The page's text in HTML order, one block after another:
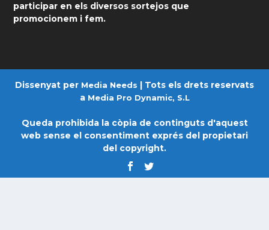
participar en els diversos sortejos que
promocionem i fem.
Dissenyat per Media Needs | Tots els drets reservats
a Media Pro Dynamic, S.L
Queda prohibida la còpia de continguts d'aquest
web sense el consentiment exprés del propietari
del copyright.